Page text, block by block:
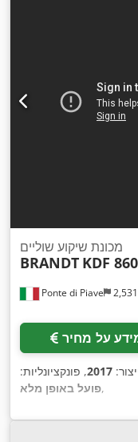
Ponte di Piave
מכונת שיקוע שוליים
BRANDT KDF
על מחיר
2017, פונקציונליות:
פועל באופן מלא,